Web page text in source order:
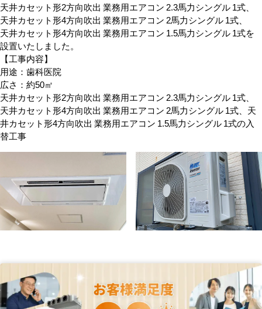
天井カセット形2方向吹出 業務用エアコン 2.3馬力シングル 1式、
天井カセット形4方向吹出 業務用エアコン 2馬力シングル 1式、
天井カセット形4方向吹出 業務用エアコン 1.5馬力シングル 1式を
設置いたしました。
【工事内容】
用途：歯科医院
広さ：約50㎡
天井カセット形2方向吹出 業務用エアコン 2.3馬力シングル 1式、
天井カセット形4方向吹出 業務用エアコン 2馬力シングル 1式、天
井カセット形4方向吹出 業務用エアコン 1.5馬力シングル 1式の入
替工事